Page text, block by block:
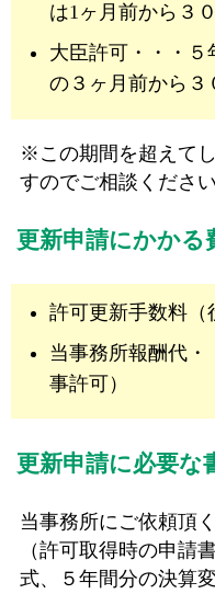
は1ヶ月前から３
大臣許可・・・５
の３ヶ月前から３
※この期間を超えて
すのでご相談ください
更新申請にかかる
許可更新手数料（
当事務所報酬代・
事許可）
更新申請に必要な
当事務所にご依頼頂
（許可取得時の申請
式、５年間分の決算